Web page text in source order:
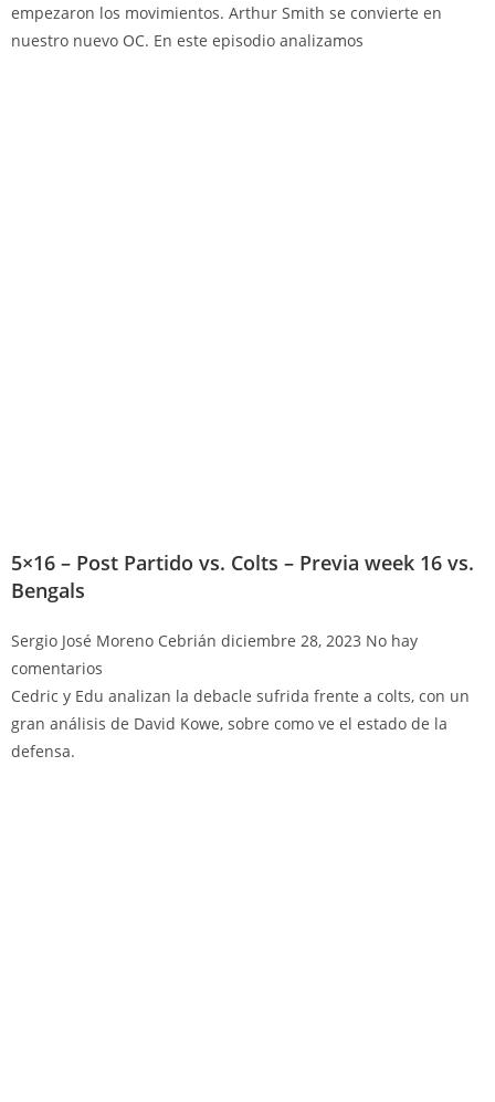
empezaron los movimientos. Arthur Smith se convierte en
nuestro nuevo OC. En este episodio analizamos
5×16 – Post Partido vs. Colts – Previa week 16 vs.
Bengals
Sergio José Moreno Cebrián diciembre 28, 2023 No hay
comentarios
Cedric y Edu analizan la debacle sufrida frente a colts, con un
gran análisis de David Kowe, sobre como ve el estado de la
defensa.